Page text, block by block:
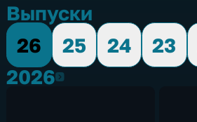
Выпуски
26
25 24 23
20262026